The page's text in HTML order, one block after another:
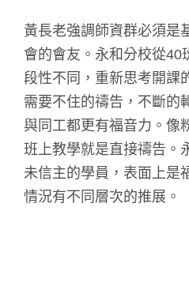
黃長老強調師資群必須是
會的會友。永和分校從40
段性不同，重新思考開課
需要不住的禱告，不斷的
與同工都更有福音力。像
班上教學就是直接禱告。
未信主的學員，表面上是
情況有不同層次的推展。